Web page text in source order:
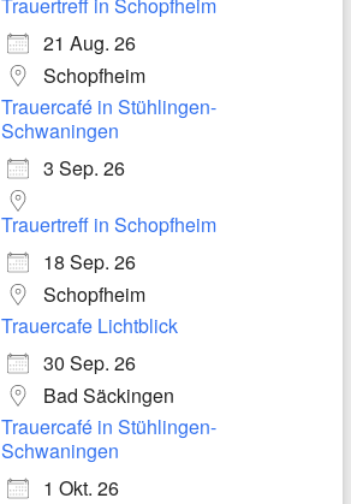
Trauertreff in Schopfheim
21 Aug. 26
Schopfheim
Trauercafé in Stühlingen-
Schwaningen
3 Sep. 26
Trauertreff in Schopfheim
18 Sep. 26
Schopfheim
Trauercafe Lichtblick
30 Sep. 26
Bad Säckingen
Trauercafé in Stühlingen-
Schwaningen
1 Okt. 26